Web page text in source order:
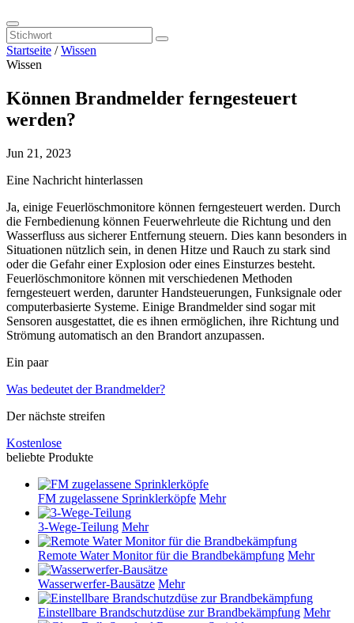
Startseite /Wissen
Wissen
Können Brandmelder ferngesteuert
werden?
Jun 21, 2023
Eine Nachricht hinterlassen
Ja, einige Feuerlöschmonitore können ferngesteuert werden. Durch
die Fernbedienung können Feuerwehrleute die Richtung und den
Wasserfluss aus sicherer Entfernung steuern. Dies kann besonders in
Situationen nützlich sein, in denen Hitze und Rauch zu stark sind
oder die Gefahr einer Explosion oder eines Einsturzes besteht.
Feuerlöschmonitore können mit verschiedenen Methoden
ferngesteuert werden, darunter Handsteuerungen, Funksignale oder
computerbasierte Systeme. Einige Brandmelder sind sogar mit
Sensoren ausgestattet, die es ihnen ermöglichen, ihre Richtung und
Strömung automatisch an den Brandort anzupassen.
Ein paar
Was bedeutet der Brandmelder?
Der nächste streifen
Kostenlose
beliebte Produkte
FM zugelassene Sprinklerköpfe Mehr
3-Wege-Teilung Mehr
Remote Water Monitor für die Brandbekämpfung Mehr
Wasserwerfer-Bausätze Mehr
Einstellbare Brandschutzdüse zur Brandbekämpfung Mehr